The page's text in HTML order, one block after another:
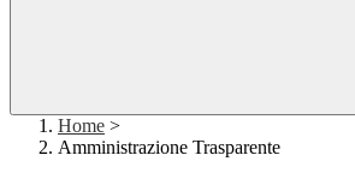
Home >
Amministrazione Trasparente